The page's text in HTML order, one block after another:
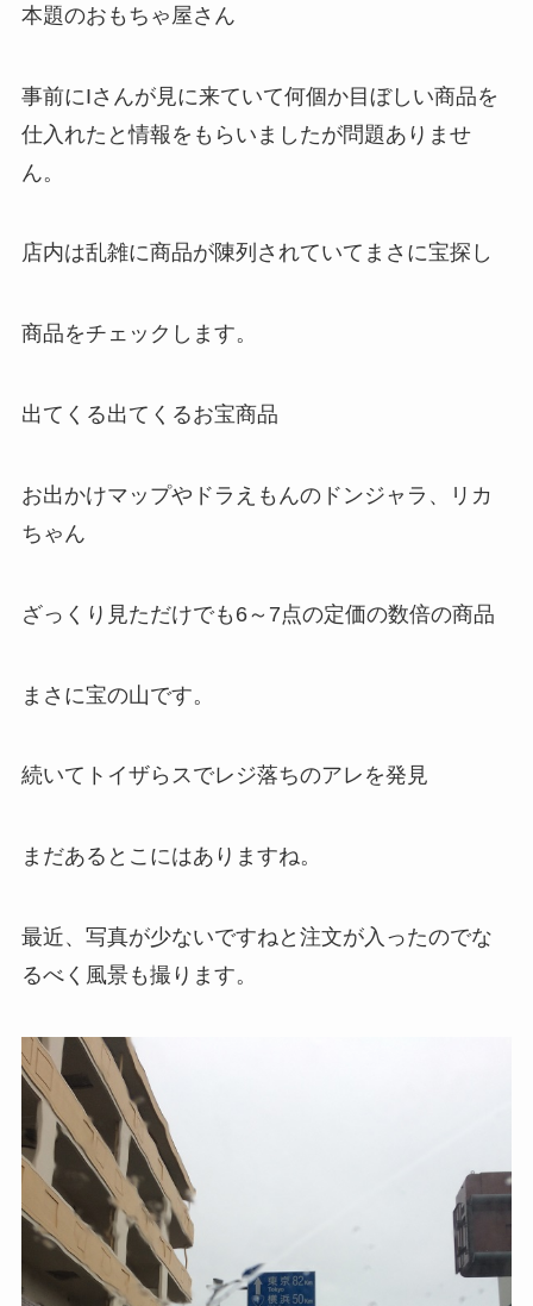
本題のおもちゃ屋さん
事前にIさんが見に来ていて何個か目ぼしい商品を
仕入れたと情報をもらいましたが問題ありませ
ん。
店内は乱雑に商品が陳列されていてまさに宝探し
商品をチェックします。
出てくる出てくるお宝商品
お出かけマップやドラえもんのドンジャラ、リカ
ちゃん
ざっくり見ただけでも6～7点の定価の数倍の商品
まさに宝の山です。
続いてトイザらスでレジ落ちのアレを発見
まだあるとこにはありますね。
最近、写真が少ないですねと注文が入ったのでな
るべく風景も撮ります。